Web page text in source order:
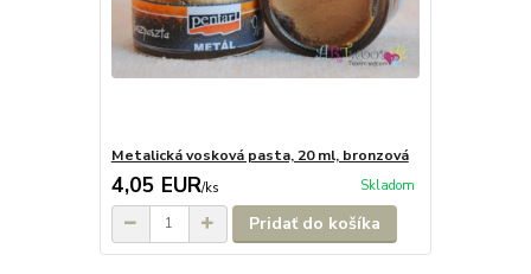
Metalická vosková pasta, 20 ml, bronzová
4,05 EUR/ks Skladom
Pridať do košíka